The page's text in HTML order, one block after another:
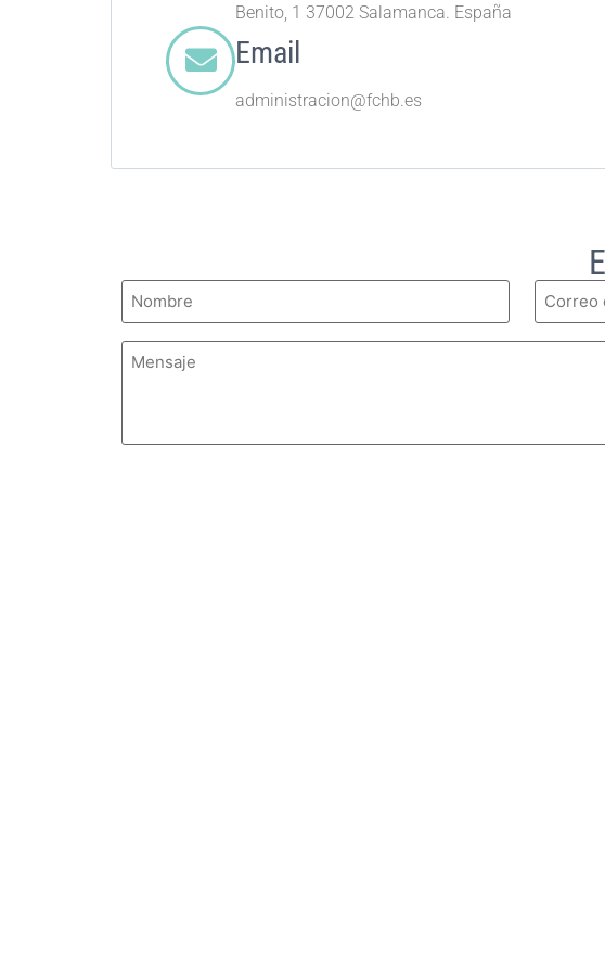
Benito, 1 37002 Salamanca. España
Email
administracion@fchb.es
Nombre
(Obligatorio)
Email
Mensaje
(Obligatorio)